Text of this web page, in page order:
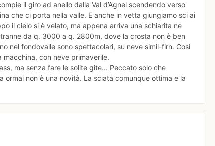
il giro ad anello dalla Val d’Agnel scendendo verso
che ci porta nella valle. E anche in vetta giungiamo sci ai
il cielo si è velato, ma appena arriva una schiarita ne
da q. 3000 a q. 2800m, dove la crosta non è ben
nel fondovalle sono spettacolari, su neve simil-firn. Così
con neve primaverile.
ma senza fare le solite gite... Peccato solo che
non è una novità. La sciata comunque ottima e la